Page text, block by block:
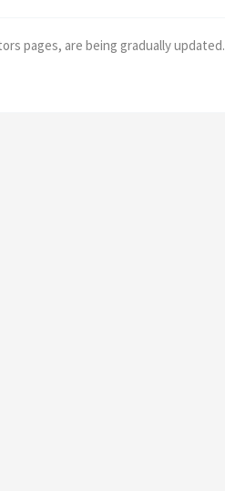
pages, are being gradually updated.